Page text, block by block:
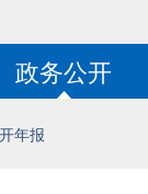
政务公开
年报